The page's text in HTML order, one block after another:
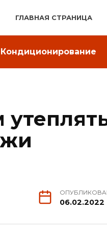
ГЛАВНАЯ СТРАНИЦА
Кондиционирование
06.02.2022